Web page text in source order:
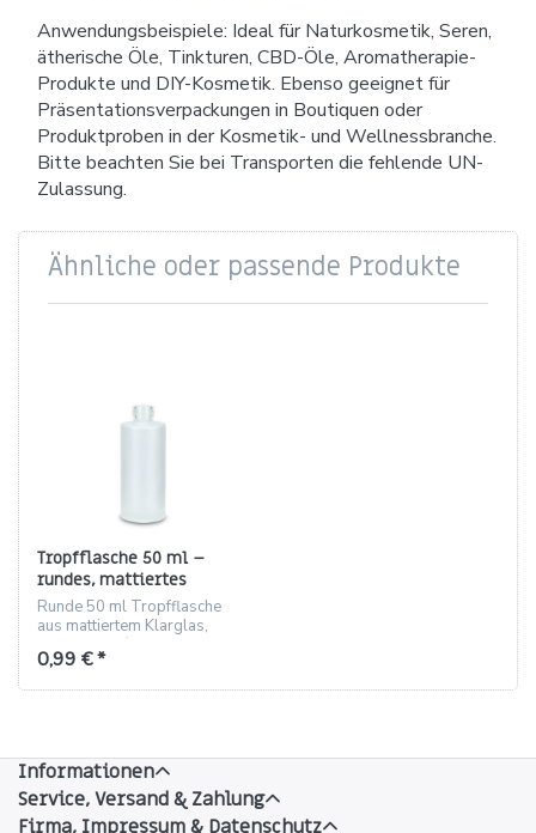
Anwendungsbeispiele: Ideal für Naturkosmetik, Seren,
ätherische Öle, Tinkturen, CBD-Öle, Aromatherapie-
Produkte und DIY-Kosmetik. Ebenso geeignet für
Präsentationsverpackungen in Boutiquen oder
Produktproben in der Kosmetik- und Wellnessbranche.
Bitte beachten Sie bei Transporten die fehlende UN-
Zulassung.
Ähnliche oder passende Produkte
Tropfflasche 50 ml –
rundes, mattiertes
Klarglas, Gewinde 20/410
Runde 50 ml Tropfflasche
aus mattiertem Klarglas,
Gewinde 20/410, ideal für
Duftöle und Kosmetika.
0,99 € *
Informationen
Service, Versand & Zahlung
Firma, Impressum & Datenschutz